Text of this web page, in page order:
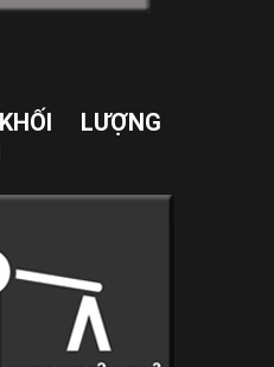
LƯỢNG